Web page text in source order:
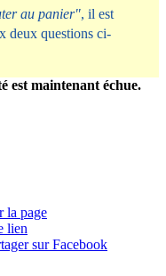
au panier", il est
deux questions ci-
est maintenant échue.
la page
lien
sur Facebook